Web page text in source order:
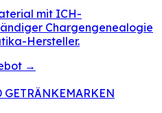
mit ICH-
Chargengenealogie
Hersteller.
→
GETRÄNKEMARKEN